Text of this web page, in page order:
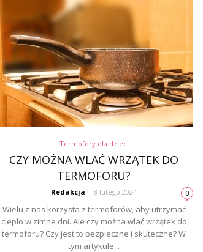
Termofory dla dzieci
CZY MOŻNA WLAĆ WRZĄTEK DO
TERMOFORU?
Redakcja - 8 lutego 2024 0
Wielu z nas korzysta z termoforów, aby utrzymać
ciepło w zimne dni. Ale czy można wlać wrzątek do
termoforu? Czy jest to bezpieczne i skuteczne? W
tym artykule...